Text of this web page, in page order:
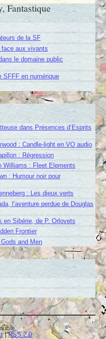
Fantastique
de la SF
face aux vivants
le domaine public
SFFF en numérique
dans Présences d’Esprits
: Candle-light en VO audio
: Régression
Williams : Fleet Elements
: Humour noir pour
: Les dieux verts
l’aventure perdue de Douglas
en Sibérie, de P. Orlovets
Frontier
and Men
|RSS 2.0